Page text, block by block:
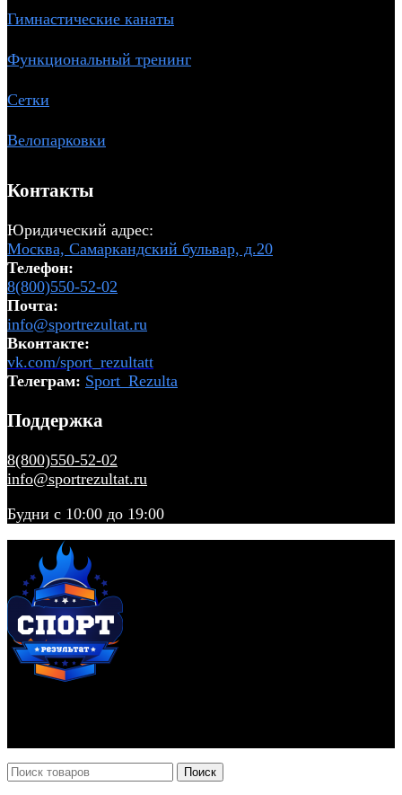
Гимнастические канаты
Функциональный тренинг
Сетки
Велопарковки
Контакты
Юридический адрес:
Москва, Самаркандский бульвар, д.20
Телефон:
8(800)550-52-02
Почта:
info@sportrezultat.ru
Вконтакте:
vk.com/sport_rezultatt
Телеграм: Sport_Rezulta
Поддержка
8(800)550-52-02
info@sportrezultat.ru
Будни с 10:00 до 19:00
Поиск